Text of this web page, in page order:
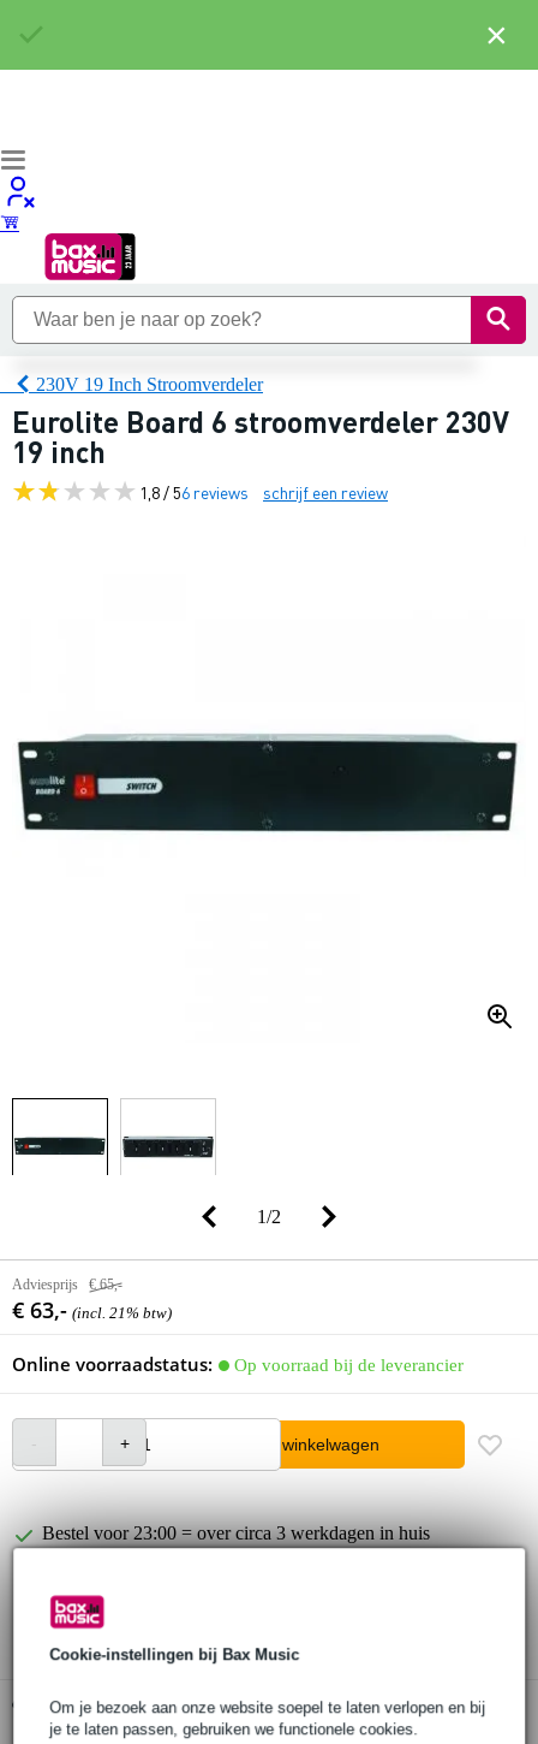
Cookie-instellingen bij Bax Music
Om je bezoek aan onze website soepel te laten verlopen en bij
je te laten passen, gebruiken we functionele cookies.
230V 19 Inch Stroomverdeler
Eurolite Board 6 stroomverdeler 230V
19 inch
1,8 / 56 reviews schrijf een review
1/2
Adviesprijs € 65,-
€ 63,- (incl. 21% btw)
Online voorraadstatus: Op voorraad bij de leverancier
In winkelwagen
Bestel voor 23:00 = over circa 3 werkdagen in huis
3 jaar Bax Music garantie
Gratis ophalen in de winkel
×